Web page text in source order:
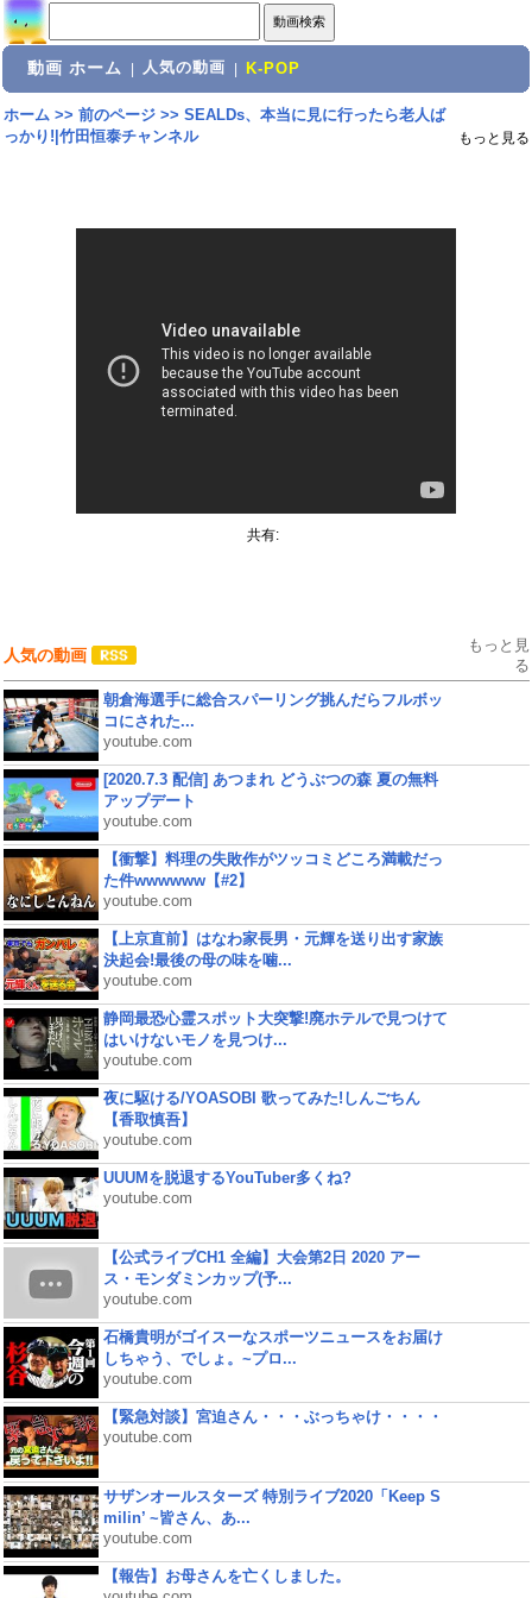
動画 ホーム 人気の動画 K-POP
ホーム>> 前のページ>> SEALDs、本当に見に行ったら老人ば
っかり!|竹田恒泰チャンネル
もっと見る
共有:
人気の動画
もっと見
る
朝倉海選手に総合スパーリング挑んだらフルボッ
コにされた...
youtube.com
[2020.7.3 配信] あつまれ どうぶつの森 夏の無料
アップデート
youtube.com
【衝撃】料理の失敗作がツッコミどころ満載だっ
た件wwwwww【#2】
youtube.com
【上京直前】はなわ家長男・元輝を送り出す家族
決起会!最後の母の味を噛...
youtube.com
静岡最恐心霊スポット大突撃!廃ホテルで見つけて
はいけないモノを見つけ...
youtube.com
夜に駆ける/YOASOBI 歌ってみた!しんごちん
【香取慎吾】
youtube.com
UUUMを脱退するYouTuber多くね?
youtube.com
【公式ライブCH1 全編】大会第2日 2020 アー
ス・モンダミンカップ(予...
youtube.com
石橋貴明がゴイスーなスポーツニュースをお届け
しちゃう、でしょ。~プロ...
youtube.com
【緊急対談】宮迫さん・・・ぶっちゃけ・・・・
youtube.com
サザンオールスターズ 特別ライブ2020「Keep S
milin’ ~皆さん、あ...
youtube.com
【報告】お母さんを亡くしました。